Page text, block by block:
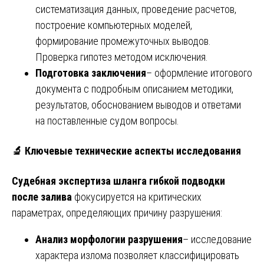
систематизация данных, проведение расчетов,
построение компьютерных моделей,
формирование промежуточных выводов.
Проверка гипотез методом исключения.
Подготовка заключения– оформление итогового
документа с подробным описанием методики,
результатов, обоснованием выводов и ответами
на поставленные судом вопросы.
🔬 Ключевые технические аспекты исследования
Судебная экспертиза шланга гибкой подводки
после залива фокусируется на критических
параметрах, определяющих причину разрушения:
Анализ морфологии разрушения– исследование
характера излома позволяет классифицировать